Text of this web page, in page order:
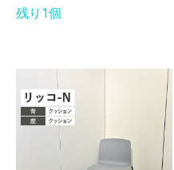
残り1個